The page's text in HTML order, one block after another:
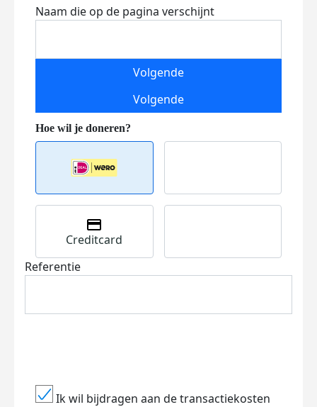
Naam die op de pagina verschijnt
Volgende
Volgende
Creditcard
Referentie
Ik wil bijdragen aan de transactiekosten